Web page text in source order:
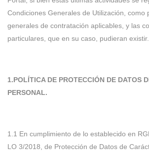
Condiciones Generales de Utilización, como
generales de contratación aplicables, y las
particulares, que en su caso, pudieran existir.
1.POLÍTICA DE PROTECCIÓN DE DATOS
PERSONAL.
1.1 En cumplimiento de lo establecido en
LO 3/2018, de Protección de Datos de